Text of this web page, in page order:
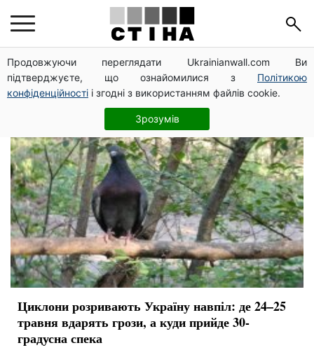
Продовжуючи переглядати Ukrainianwall.com Ви
підтверджуєте, що ознайомилися з Політикою
конфіденційності і згодні з використанням файлів cookie.
Зрозумів
прогноз погоды
Циклони розривають Україну навпіл: де 24–25
травня вдарять грози, а куди прийде 30-
градусна спека